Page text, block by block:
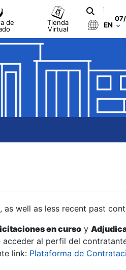
de
Tienda
Virtual
EN
well as less recent past
en curso y
al perfil del
link: Plataforma de